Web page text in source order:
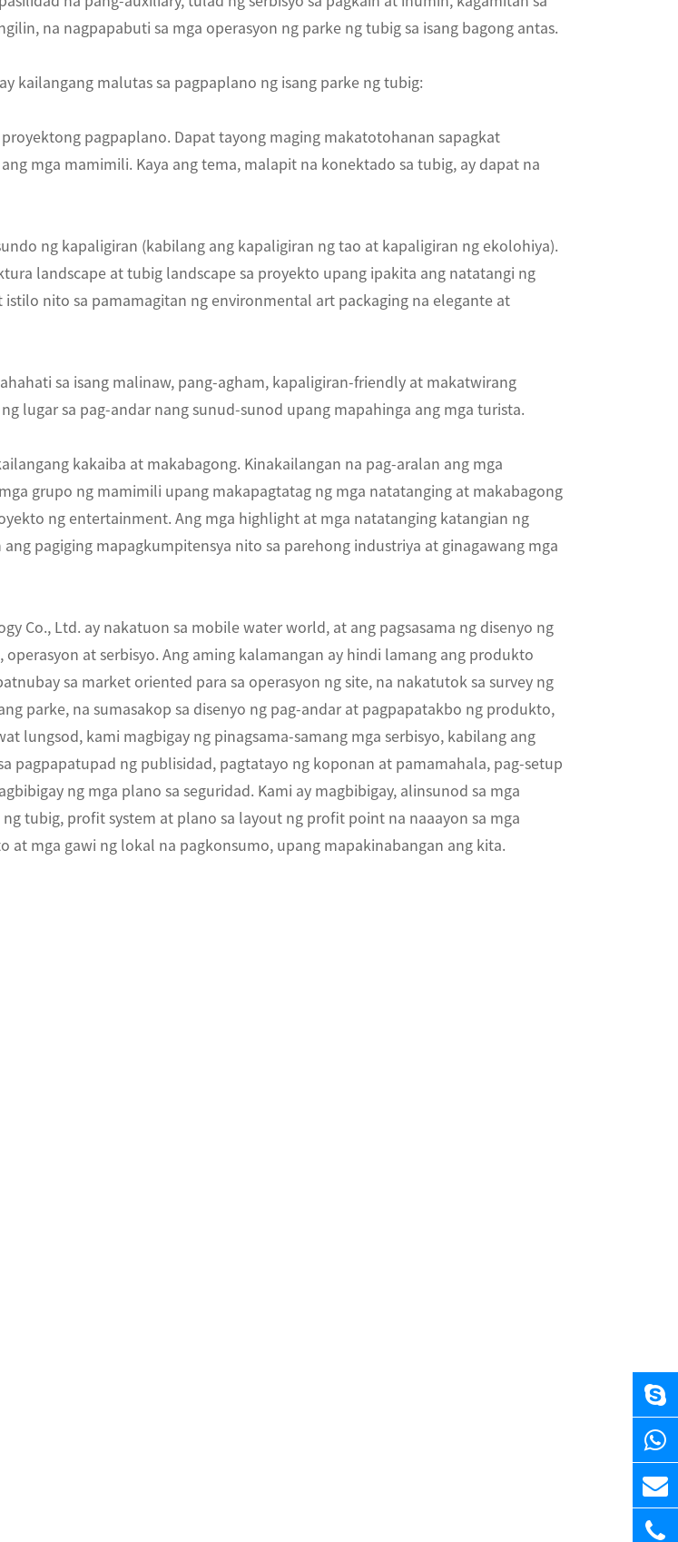
na nagpapabuti sa mga operasyon ng parke ng tubig sa isang bagong antas.
kailangang malutas sa pagpaplano ng isang parke ng tubig:
pagpaplano. Dapat tayong maging makatotohanan sapagkat
mga mamimili. Kaya ang tema, malapit na konektado sa tubig, ay dapat na
ng kapaligiran (kabilang ang kapaligiran ng tao at kapaligiran ng ekolohiya).
landscape at tubig landscape sa proyekto upang ipakita ang natatangi ng
istilo nito sa pamamagitan ng environmental art packaging na elegante at
sa isang malinaw, pang-agham, kapaligiran-friendly at makatwirang
lugar sa pag-andar nang sunud-sunod upang mapahinga ang mga turista.
kakaiba at makabagong. Kinakailangan na pag-aralan ang mga
grupo ng mamimili upang makapagtatag ng mga natatanging at makabagong
ng entertainment. Ang mga highlight at mga natatanging katangian ng
pagiging mapagkumpitensya nito sa parehong industriya at ginagawang mga
Co., Ltd. ay nakatuon sa mobile water world, at ang pagsasama ng disenyo ng
at serbisyo. Ang aming kalamangan ay hindi lamang ang produkto
sa market oriented para sa operasyon ng site, na nakatutok sa survey ng
parke, na sumasakop sa disenyo ng pag-andar at pagpapatakbo ng produkto,
lungsod, kami magbigay ng pinagsama-samang mga serbisyo, kabilang ang
pagpapatupad ng publisidad, pagtatayo ng koponan at pamamahala, pag-setup
ng mga plano sa seguridad. Kami ay magbibigay, alinsunod sa mga
tubig, profit system at plano sa layout ng profit point na naaayon sa mga
at mga gawi ng lokal na pagkonsumo, upang mapakinabangan ang kita.